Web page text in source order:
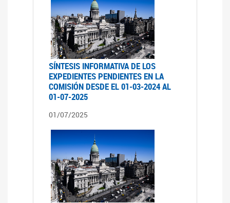
SÍNTESIS INFORMATIVA DE LOS
EXPEDIENTES PENDIENTES EN LA
COMISIÓN DESDE EL 01-03-2024 AL
01-07-2025
01/07/2025